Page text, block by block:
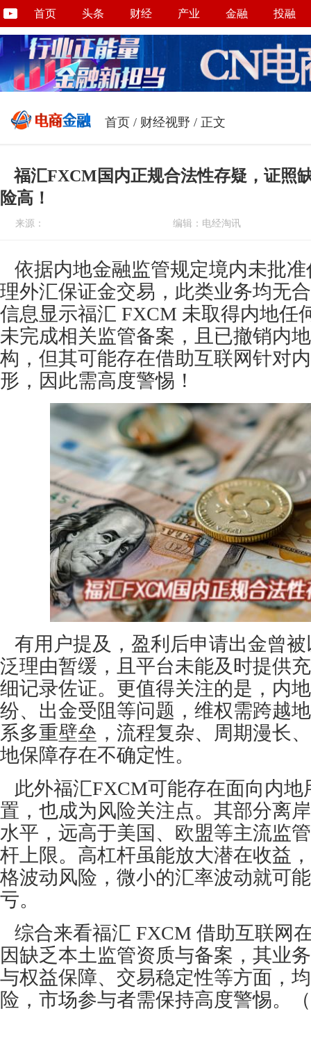
首页 头条 财经 产业 金融 投融
首页 / 财经视野 / 正文
福汇FXCM国内正规合法性存疑，证照
险高！
来源： 编辑：电经淘讯
依据内地金融监管规定境内未批
理外汇保证金交易，此类业务均无
信息显示福汇 FXCM 未取得内地任
未完成相关监管备案，且已撤销内
构，但其可能存在借助互联网针对
形，因此需高度警惕！
有用户提及，盈利后申请出金曾被
泛理由暂缓，且平台未能及时提供
细记录佐证。更值得关注的是，内
纷、出金受阻等问题，维权需跨越
系多重壁垒，流程复杂、周期漫长
地保障存在不确定性。
此外福汇FXCM可能存在面向内地
置，也成为风险关注点。其部分离
水平，远高于美国、欧盟等主流监
杆上限。高杠杆虽能放大潜在收益
格波动风险，微小的汇率波动就可
亏。
综合来看福汇 FXCM 借助互联网
因缺乏本土监管资质与备案，其业
与权益保障、交易稳定性等方面，
险，市场参与者需保持高度警惕。